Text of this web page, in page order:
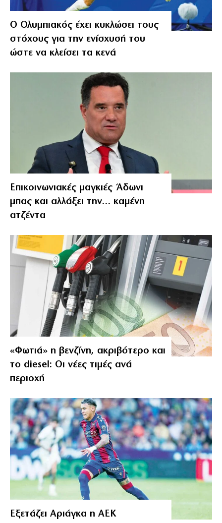
Ο Ολυμπιακός έχει κυκλώσει τους
στόχους για την ενίσχυσή του
ώστε να κλείσει τα κενά
Επικοινωνιακές μαγκιές Άδωνι
μπας και αλλάξει την… καμένη
ατζέντα
«Φωτιά» η βενζίνη, ακριβότερο και
το diesel: Οι νέες τιμές ανά
περιοχή
Εξετάζει Αριάγκα η ΑΕΚ